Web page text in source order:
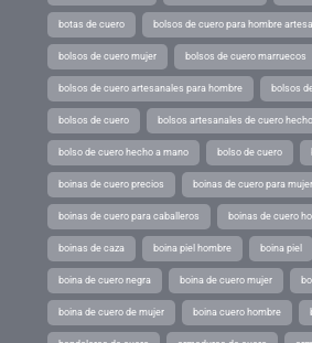
botas de cuero bolsos de cuero para hombre
bolsos de cuero mujer bolsos de cuero marruecos
bolsos de cuero artesanales para hombre bolsos
bolsos de cuero bolsos artesanales de cuero
bolso de cuero hecho a mano bolso de cuero
boinas de cuero precios boinas de cuero para mujer
boinas de cuero para caballeros boinas de cuero
boinas de caza boina piel hombre boina piel
boina de cuero negra boina de cuero mujer
boina de cuero de mujer boina cuero hombre